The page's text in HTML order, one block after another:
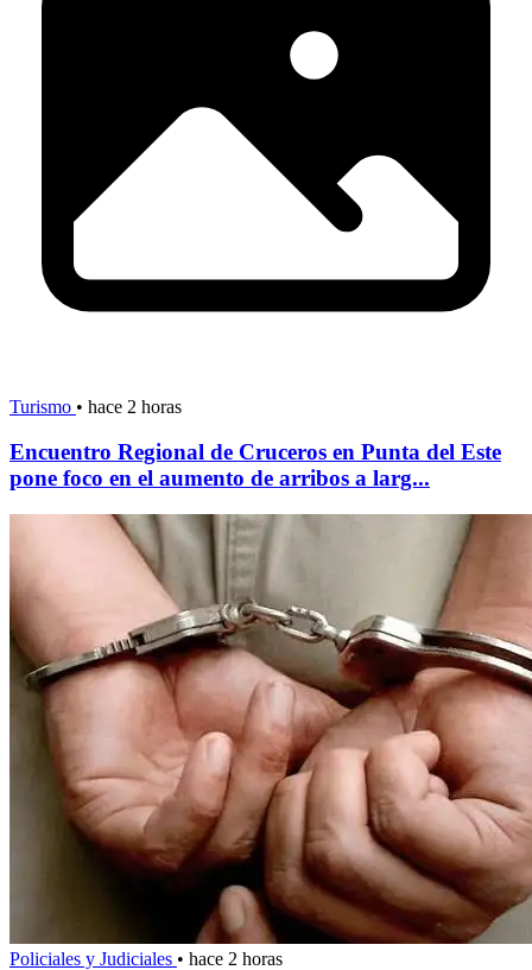
Turismo • hace 2 horas
Encuentro Regional de Cruceros en Punta del Este
pone foco en el aumento de arribos a larg...
Policiales y Judiciales • hace 2 horas